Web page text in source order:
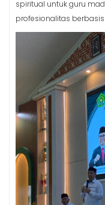
spiritual untuk guru
profesionalitas